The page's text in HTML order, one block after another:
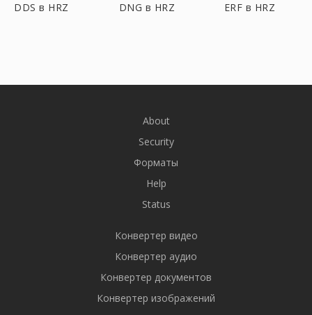
DDS в HRZ DNG в HRZ ERF в HRZ
About
Security
Форматы
Help
Status
Конвертер видео
Конвертер аудио
Конвертер документов
Конвертер изображений